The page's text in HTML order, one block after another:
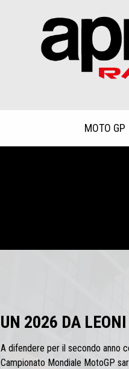
MOTO GP
UN 2026 DA LEONI
A difendere per il secondo anno
Campionato Mondiale MotoGP